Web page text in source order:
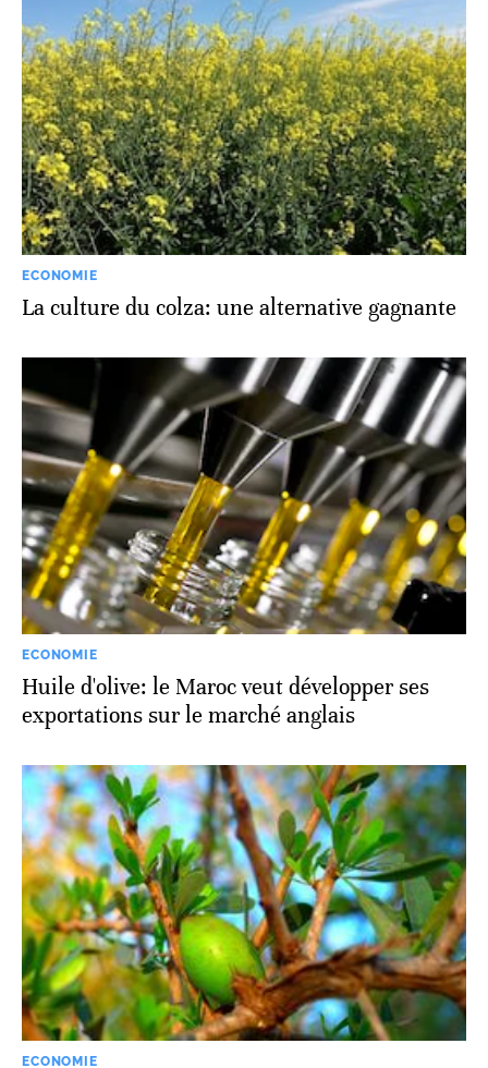
ECONOMIE
La culture du colza: une alternative gagnante
ECONOMIE
Huile d'olive: le Maroc veut développer ses
exportations sur le marché anglais
ECONOMIE